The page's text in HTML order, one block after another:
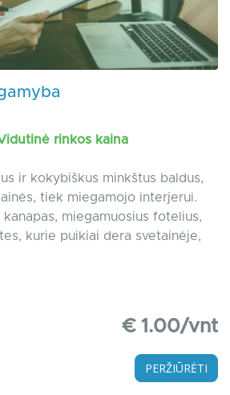
rinkos kaina
ir kokybiškus minkštus baldus,
tiek miegamojo interjerui.
kanapas, miegamuosius fotelius,
kurie puikiai dera svetainėje,
€ 1.00/vnt
PERŽIŪRĖTI